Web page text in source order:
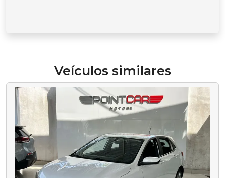
Veículos similares